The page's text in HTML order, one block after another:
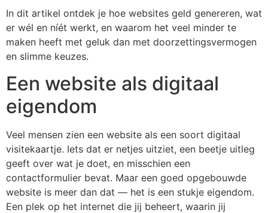
In dit artikel ontdek je hoe websites geld genereren, wat
er wél en níét werkt, en waarom het veel minder te
maken heeft met geluk dan met doorzettingsvermogen
en slimme keuzes.
Een website als digitaal
eigendom
Veel mensen zien een website als een soort digitaal
visitekaartje. Iets dat er netjes uitziet, een beetje uitleg
geeft over wat je doet, en misschien een
contactformulier bevat. Maar een goed opgebouwde
website is meer dan dat — het is een stukje eigendom.
Een plek op het internet die jij beheert, waarin jij